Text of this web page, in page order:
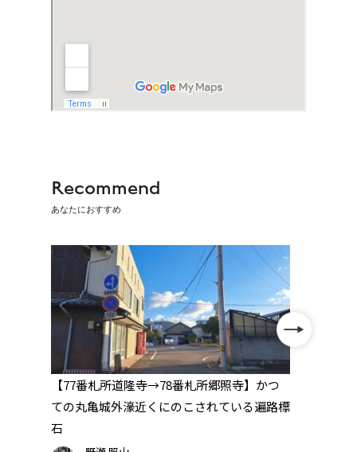
Recommend
あなたにおすすめ
【77番札所道隆寺→78番札所郷照寺】かつ
ての丸亀城外濠近くにのこされている遍路標
石